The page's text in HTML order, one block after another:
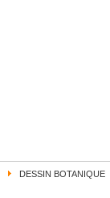
DESSIN BOTANIQUE